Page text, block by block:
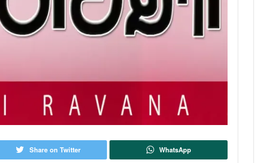
Share on Twitter WhatsApp